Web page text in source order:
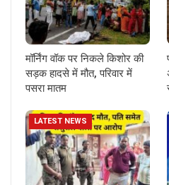
मॉर्निंग वॉक पर निकले किशोर की
सड़क हादसे में मौत, परिवार में
पसरा मातम
LATEST NEWS